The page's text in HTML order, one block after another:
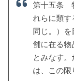
第十五条
れらに類す
同じ。）
舗に在る物
とみなす
は、この限